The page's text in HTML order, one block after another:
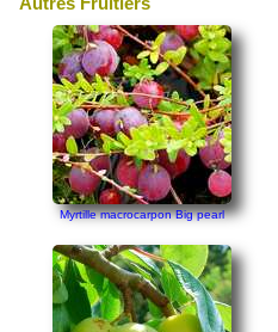
Myrtille macrocarpon Big pearl